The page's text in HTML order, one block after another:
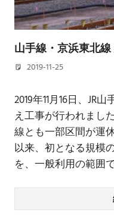
山手線・京浜東北
2019-11-25
2019年11月16日、JR
え工事が行われまし
線とも一部区間が運
以来、初となる規模
を、一般利用の範囲